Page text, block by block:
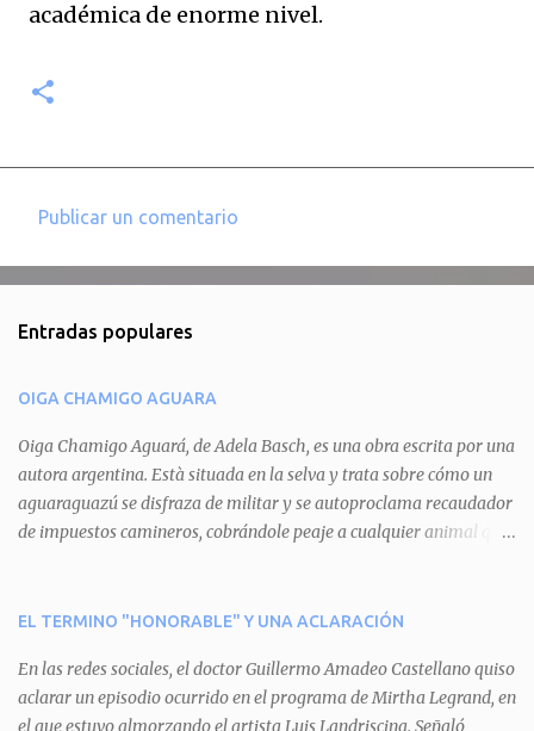
académica de enorme nivel.
e
t
a
r
i
o
Publicar un comentario
Entradas populares
OIGA CHAMIGO AGUARA
Oiga Chamigo Aguará, de Adela Basch, es una obra escrita por una
autora argentina. Està situada en la selva y trata sobre cómo un
aguaraguazú se disfraza de militar y se autoproclama recaudador
de impuestos camineros, cobrándole peaje a cualquier animal que
aguará le provoca. De igual manera pasa con Tatú, el armadillo.
del aguará y pasa sin pagar. Por último, Tui, la cotorra, deja
expuesta la mentira del aguará y arenga a los otros tres
EL TERMINO "HONORABLE" Y UNA ACLARACIÓN
En las redes sociales, el doctor Guillermo Amadeo Castellano quiso
aclarar un episodio ocurrido en el programa de Mirtha Legrand, en
el que estuvo almorzando el artista Luis Landriscina. Señaló